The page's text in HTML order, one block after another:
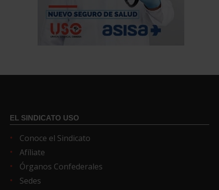
EL SINDICATO USO
Conoce el Sindicato
Afíliate
Órganos Confederales
Sedes